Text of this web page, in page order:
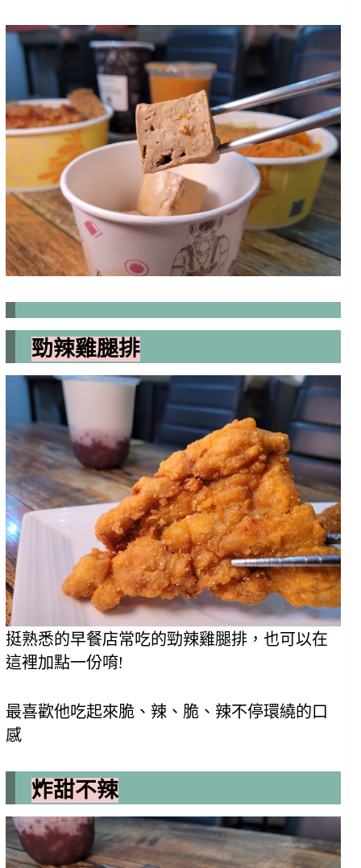
勁辣雞腿排
挺熟悉的早餐店常吃的勁辣雞腿排，也可以在
這裡加點一份唷!
最喜歡他吃起來脆、辣、脆、辣不停環繞的口
感
炸甜不辣